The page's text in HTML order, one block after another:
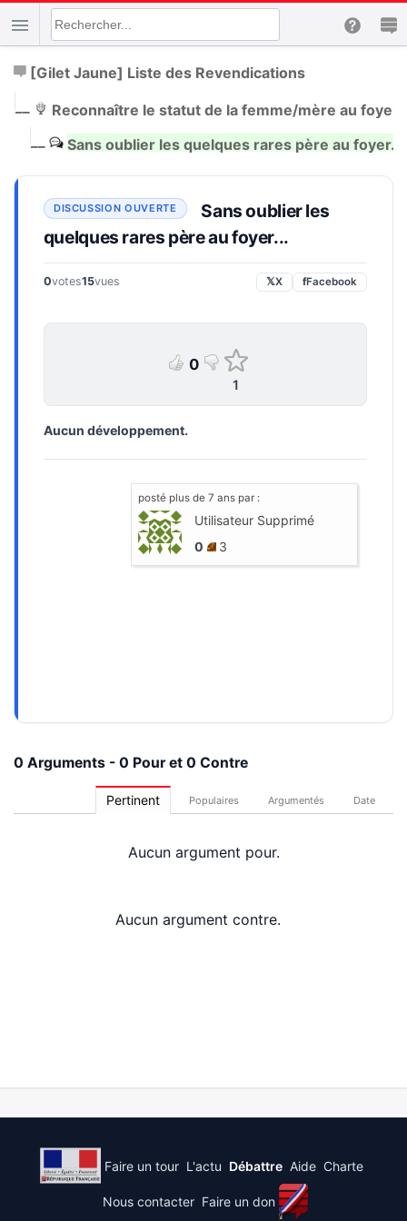
[Gilet Jaune] Liste des Revendications
__
Reconnaître le statut de la femme/mère au foyer
__ Sans oublier les quelques rares père au foyer...
Sans oublier les
quelques rares père au foyer...
0votes15vues 𝕏X fFacebook
0
1
Aucun développement.
posté plus de 7 ans par :
Utilisateur Supprimé
0
3
0 Arguments - 0 Pour et 0 Contre
Pertinent Populaires Argumentés Date
Aucun argument pour.
Aucun argument contre.
Faire un tour L'actu Débattre Aide Charte
Nous contacter Faire un don